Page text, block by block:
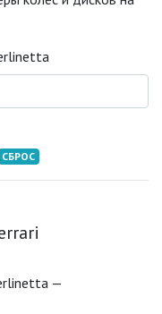
СБРОС
—